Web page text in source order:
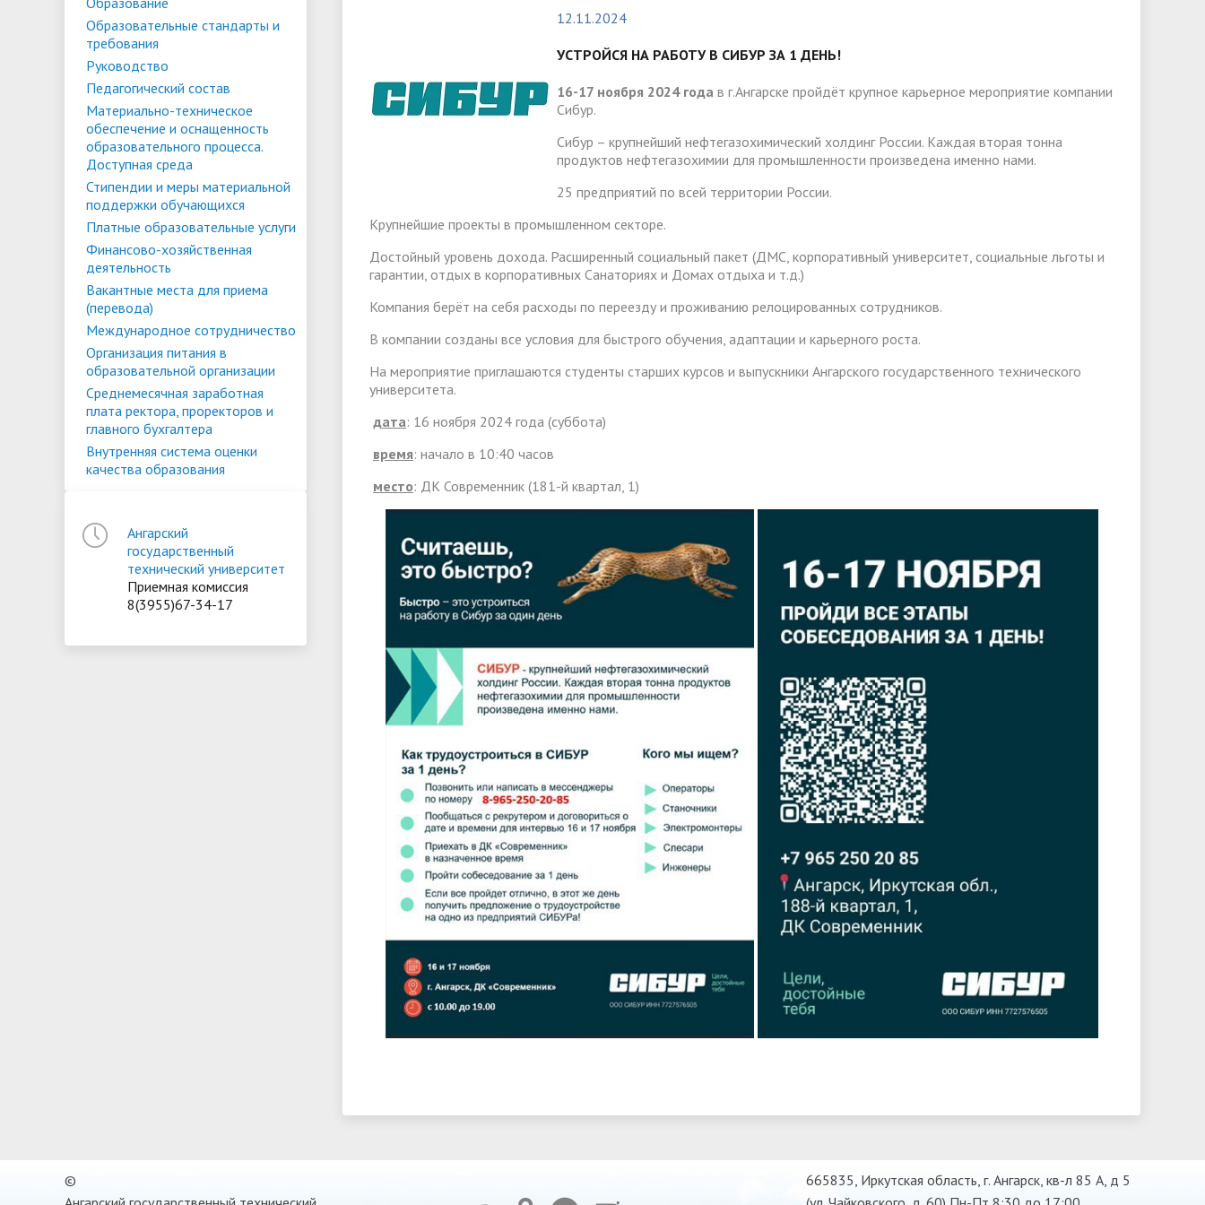
Материально-техническое
обеспечение и оснащенность
образовательного процесса.
Доступная среда
Вакантные места для приема
Международное сотрудничество
Организация питания в
Среднемесячная заработная плата
ректора, проректоров и главного
бухгалтера
Конкурсы и вакансии
Реквизиты
Проекты, гранты и конкурсы
Меры противодействия коррупции Воспитательная работа
Международное сотрудничество
Условия обучения инвалидов и лиц
с ОВЗ
в форме электронного документа в
сотрудников и обучающихся по
Патриотический клуб ФГБОУ ВО
«АнГТУ»
Личный прием граждан «Стартап как диплом»
Конкурсные списки
Особенности приема по отдельной
квоте
Для поступающих из
Белгородской, Курской и Брянской
Запорожской области и
Списки зачисленных
"Студенческое" разрешение на
Для поступающих на целевое
Дополнительный прием
Образовательные стандарты и
требования
Руководство
Педагогический состав
Материально-техническое
обеспечение и оснащенность
образовательного процесса.
Доступная среда
Стипендии и меры материальной
поддержки обучающихся
Платные образовательные услуги
Финансово-хозяйственная
деятельность
Вакантные места для приема
(перевода)
Международное сотрудничество
Организация питания в
образовательной организации
Среднемесячная заработная
плата ректора, проректоров и
главного бухгалтера
Внутренняя система оценки
качества образования
Ангарский
государственный
технический университет
Приемная комиссия
8(3955)67-34-17
12.11.2024
УСТРОЙСЯ НА РАБОТУ В СИБУР ЗА 1 ДЕНЬ!
16-17 ноября 2024 года в г.Ангарске пройдёт крупное карьерное мероприятие компании
Сибур.
Сибур – крупнейший нефтегазохимический холдинг России. Каждая вторая тонна
продуктов нефтегазохимии для промышленности произведена именно нами.
25 предприятий по всей территории России.
Крупнейшие проекты в промышленном секторе.
Достойный уровень дохода. Расширенный социальный пакет (ДМС, корпоративный университет, социальные льготы и
гарантии, отдых в корпоративных Санаториях и Домах отдыха и т.д.)
Компания берёт на себя расходы по переезду и проживанию релоцированных сотрудников.
В компании созданы все условия для быстрого обучения, адаптации и карьерного роста.
На мероприятие приглашаются студенты старших курсов и выпускники Ангарского государственного технического
университета.
дата: 16 ноября 2024 года (суббота)
время: начало в 10:40 часов
место: ДК Современник (181-й квартал, 1)
©
665835, Иркутская область, г. Ангарск, кв-л 85 А, д 5